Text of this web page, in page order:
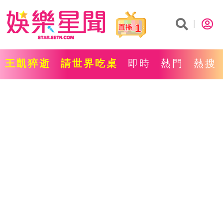
1
王凱猝逝 請世界吃桌 即時 熱門 熱搜